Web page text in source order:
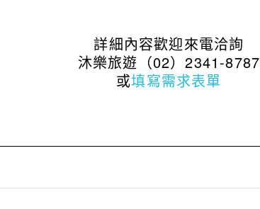
詳細內容歡迎來電洽詢
沐樂旅遊（02）2341-8787
或填寫需求表單